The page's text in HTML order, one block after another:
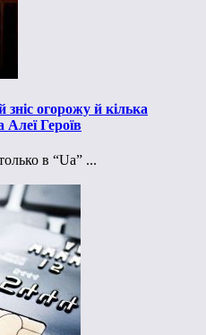
зніс огорожу й кілька
Алеї Героїв
в “Ua” ...